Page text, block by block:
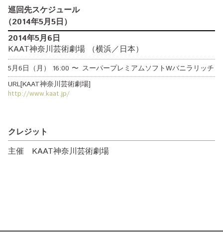
巡回先スケジュール
（2014年5月5日）
2014年5月6日
KAAT神奈川芸術劇場 （横浜／日本）
5月6日（月） 16:00 〜 スーパープレミアムソフトWバニラリッチ
URL[KAAT神奈川芸術劇場]
http://www.kaat.jp/
クレジット
主催 KAAT神奈川芸術劇場